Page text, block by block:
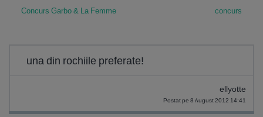
Concurs Garbo & La Femme concurs
una din rochiile preferate!
ellyotte
Postat pe 8 August 2012 14:41